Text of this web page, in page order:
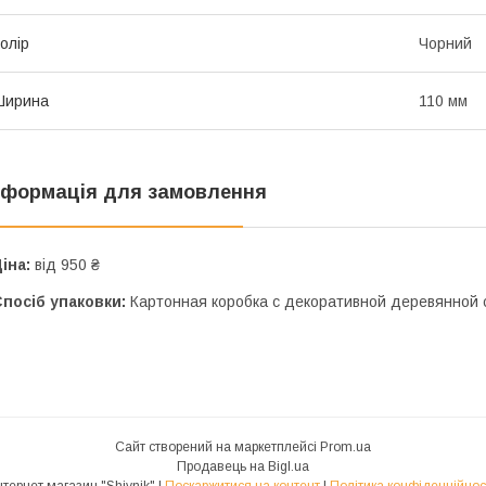
Чорний
110 мм
для замовлення
від 950 ₴
упаковки: Картонная коробка с декоративной деревянной
Сайт створений на маркетплейсі Prom.ua
Продавець на Bigl.ua